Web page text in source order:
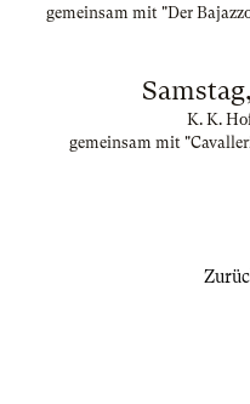
gemeinsam mit "Der
K. K.
gemeinsam mit